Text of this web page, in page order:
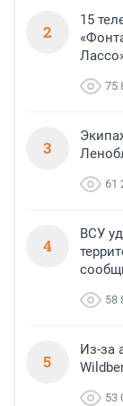
2
15
75
3
61
4
ВСУ
58
5
Из-за
53